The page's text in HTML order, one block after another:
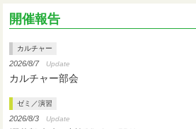
開催報告
カルチャー
2026/8/7 Update
カルチャー部会
ゼミ／演習
2026/8/3 Update